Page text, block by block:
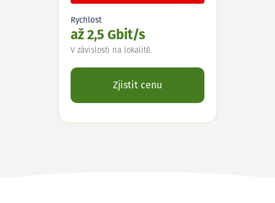
Rychlost
až 2,5 Gbit/s
V závislosti na lokalitě.
Zjistit cenu